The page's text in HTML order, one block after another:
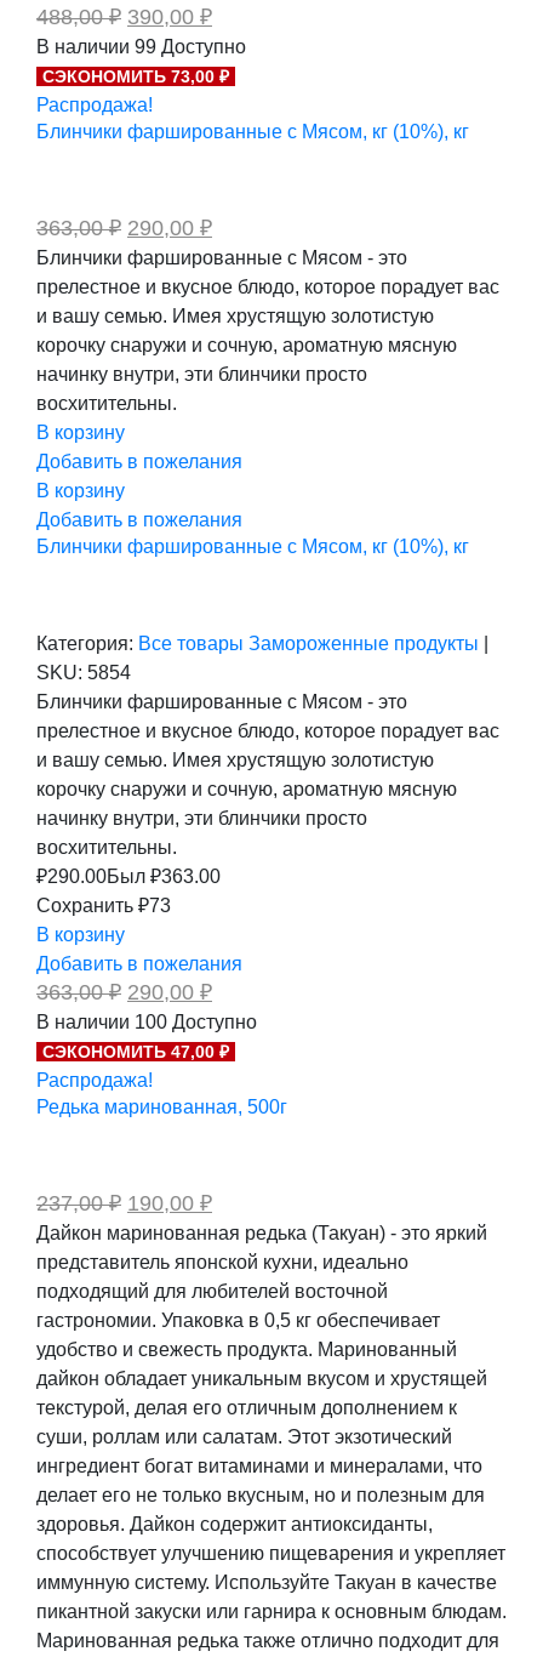
488,00₽ Первоначальная
цена
составляла
488,00 ₽.
390,00 ₽Текущая
цена:
390,00 ₽.
В наличии 99 Доступно
СЭКОНОМИТЬ 73,00 ₽
Распродажа!
Блинчики фаршированные с Мясом, кг (10%), кг
363,00₽ Первоначальная
цена
составляла
363,00 ₽.
290,00 ₽Текущая
цена:
290,00 ₽.
Блинчики фаршированные с Мясом - это
прелестное и вкусное блюдо, которое порадует вас
и вашу семью. Имея хрустящую золотистую
корочку снаружи и сочную, ароматную мясную
начинку внутри, эти блинчики просто
восхитительны.
В корзину
Добавить в пожелания
В корзину
Добавить в пожелания
Блинчики фаршированные с Мясом, кг (10%), кг
Категория: Все товары Замороженные продукты
SKU: 5854
Блинчики фаршированные с Мясом - это
прелестное и вкусное блюдо, которое порадует вас
и вашу семью. Имея хрустящую золотистую
корочку снаружи и сочную, ароматную мясную
начинку внутри, эти блинчики просто
восхитительны.
₽290.00Был ₽363.00
Сохранить ₽73
В корзину
Добавить в пожелания
363,00₽ Первоначальная
цена
составляла
363,00 ₽.
290,00 ₽Текущая
цена:
290,00 ₽.
В наличии 100 Доступно
СЭКОНОМИТЬ 47,00 ₽
Распродажа!
Редька маринованная, 500г
237,00₽ Первоначальная
цена
составляла
237,00 ₽.
190,00 ₽Текущая
цена:
190,00 ₽.
Дайкон маринованная редька (Такуан) - это яркий
представитель японской кухни, идеально
подходящий для любителей восточной
гастрономии. Упаковка в 0,5 кг обеспечивает
удобство и свежесть продукта. Маринованный
дайкон обладает уникальным вкусом и хрустящей
текстурой, делая его отличным дополнением к
суши, роллам или салатам. Этот экзотический
ингредиент богат витаминами и минералами, что
делает его не только вкусным, но и полезным для
здоровья. Дайкон содержит антиоксиданты,
способствует улучшению пищеварения и укрепляет
иммунную систему. Используйте Такуан в качестве
пикантной закуски или гарнира к основным блюдам.
Маринованная редька также отлично подходит для